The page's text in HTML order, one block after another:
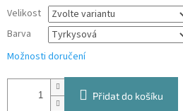
Velikost
Barva
Možnosti doručení
Přidat do košíku